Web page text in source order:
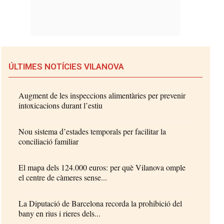
ÚLTIMES NOTÍCIES VILANOVA
Augment de les inspeccions alimentàries per prevenir
intoxicacions durant l’estiu
Nou sistema d’estades temporals per facilitar la
conciliació familiar
El mapa dels 124.000 euros: per què Vilanova omple
el centre de càmeres sense...
La Diputació de Barcelona recorda la prohibició del
bany en rius i rieres dels...